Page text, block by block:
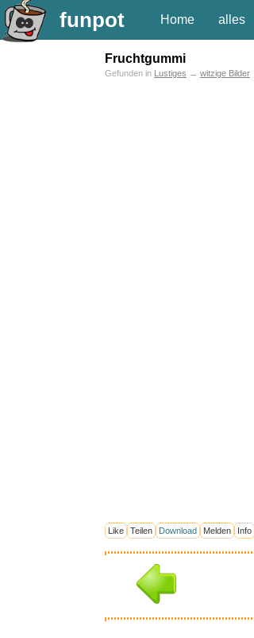
funpot Home alles
Fruchtgummi
Gefunden in Lustiges → witzige Bilder
Like Teilen Download Melden Info